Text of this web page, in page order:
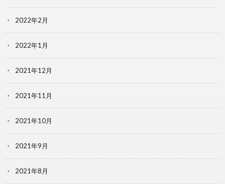
2022年2月
2022年1月
2021年12月
2021年11月
2021年10月
2021年9月
2021年8月